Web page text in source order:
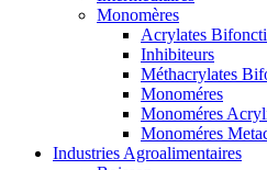
Monomères
Acrylates
Inhibiteurs
Méthacrylates
Monoméres
Monoméres
Monoméres
Industries Agroalimentaires